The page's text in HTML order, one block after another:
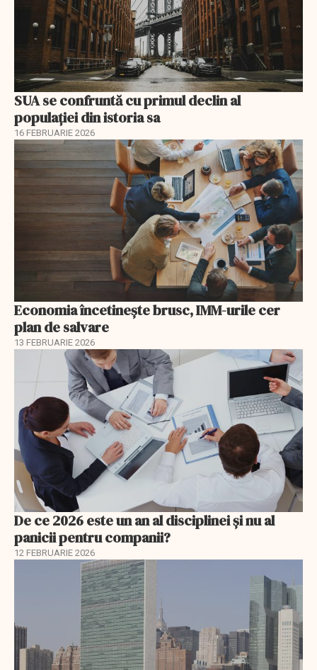
SUA se confruntă cu primul declin al
populației din istoria sa
16 FEBRUARIE 2026
Economia încetinește brusc, IMM-urile cer
plan de salvare
13 FEBRUARIE 2026
De ce 2026 este un an al disciplinei și nu al
panicii pentru companii?
12 FEBRUARIE 2026